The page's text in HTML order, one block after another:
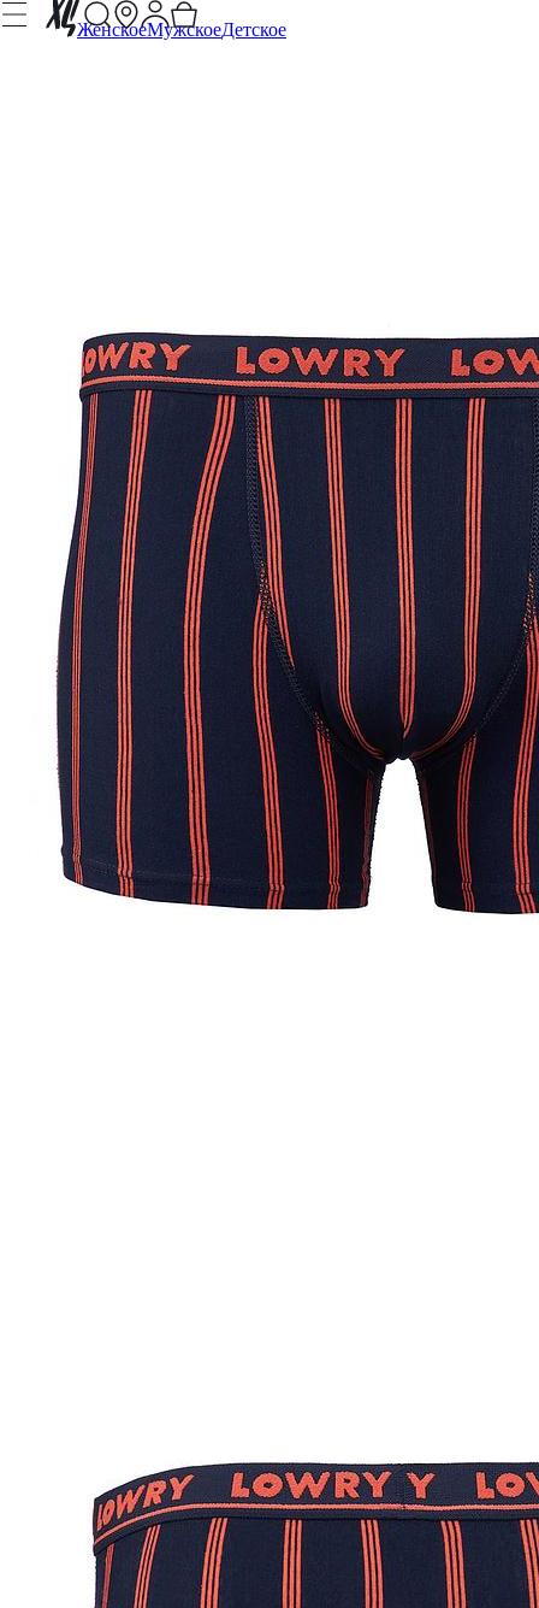
ЖенскоеМужскоеДетское